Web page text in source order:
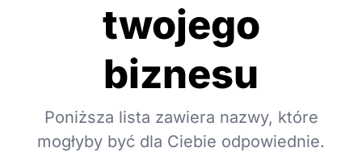
twojego
biznesu
Poniższa lista zawiera nazwy, które
mogłyby być dla Ciebie odpowiednie.